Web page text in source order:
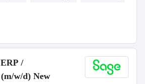
/
w/d) New